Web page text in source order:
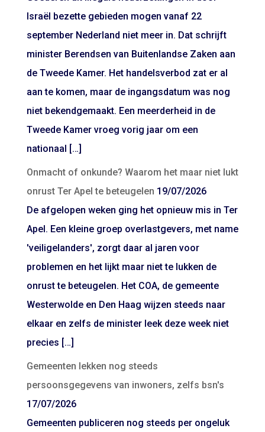
Israël bezette gebieden mogen vanaf 22
september Nederland niet meer in. Dat schrijft
minister Berendsen van Buitenlandse Zaken aan
de Tweede Kamer. Het handelsverbod zat er al
aan te komen, maar de ingangsdatum was nog
niet bekendgemaakt. Een meerderheid in de
Tweede Kamer vroeg vorig jaar om een
nationaal […]
Onmacht of onkunde? Waarom het maar niet lukt
onrust Ter Apel te beteugelen 19/07/2026
De afgelopen weken ging het opnieuw mis in Ter
Apel. Een kleine groep overlastgevers, met name
'veiligelanders', zorgt daar al jaren voor
problemen en het lijkt maar niet te lukken de
onrust te beteugelen. Het COA, de gemeente
Westerwolde en Den Haag wijzen steeds naar
elkaar en zelfs de minister leek deze week niet
precies […]
Gemeenten lekken nog steeds
persoonsgegevens van inwoners, zelfs bsn's
17/07/2026
Gemeenten publiceren nog steeds per ongeluk